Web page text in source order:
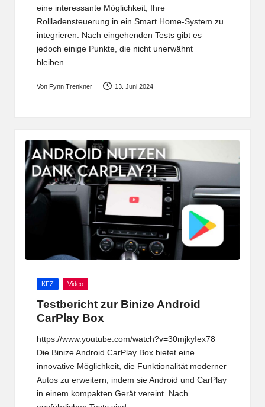
eine interessante Möglichkeit, Ihre
Rollladensteuerung in ein Smart Home-System zu
integrieren. Nach eingehenden Tests gibt es
jedoch einige Punkte, die nicht unerwähnt
bleiben…
Posted
Von Fynn Trenkner 13. Juni 2024
Posted
KFZ Video
Testbericht zur Binize Android
CarPlay Box
https://www.youtube.com/watch?v=30mjkyIex78
Die Binize Android CarPlay Box bietet eine
innovative Möglichkeit, die Funktionalität moderner
Autos zu erweitern, indem sie Android und CarPlay
in einem kompakten Gerät vereint. Nach